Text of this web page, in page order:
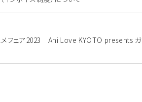
メフェア2023 Ani Love KYOTO presents